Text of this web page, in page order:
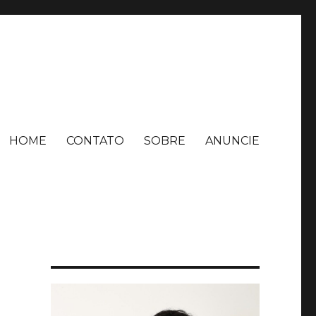
HOME CONTATO SOBRE ANUNCIE